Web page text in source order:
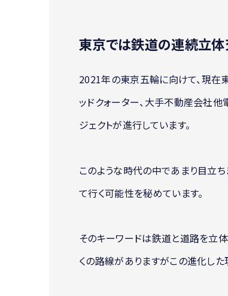
東京では鉄道の連続立
2021年の東京五輪に向けて、現在
ッドクォーター、大手不動産会社
ジェクトが進行しています。
このような時代の中であまり目立
て行く可能性を秘めています。
そのキーワードは鉄道と道路を立
くの路線がありますがこの進化した